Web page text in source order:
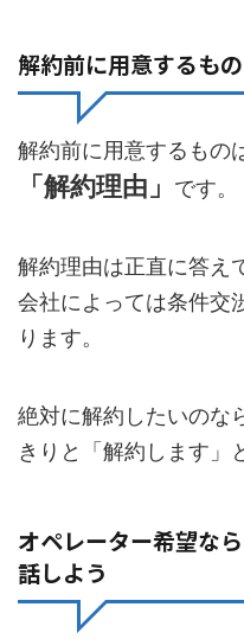
解約前に用意するもの
解約前に用意するもの
「解約理由」 です。
解約理由は正直に答え
会社によっては条件交
ります。
絶対に解約したいのな
きりと「解約します」
オペレーター希望な
話しよう